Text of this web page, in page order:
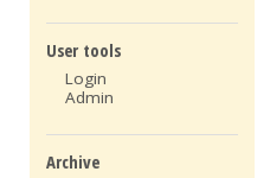
User tools
Login
Admin
Archive